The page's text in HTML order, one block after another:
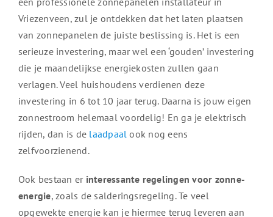
Vriezenveen, zul je ontdekken dat het laten plaatsen
van zonnepanelen de juiste beslissing is. Het is een
serieuze investering, maar wel een ‘gouden’ investering
die je maandelijkse energiekosten zullen gaan
verlagen. Veel huishoudens verdienen deze
investering in 6 tot 10 jaar terug. Daarna is jouw eigen
zonnestroom helemaal voordelig! En ga je elektrisch
rijden, dan is de laadpaal ook nog eens
zelfvoorzienend.
Ook bestaan er interessante regelingen voor zonne-
energie, zoals de salderingsregeling. Te veel
opgewekte energie kan je hiermee terug leveren aan